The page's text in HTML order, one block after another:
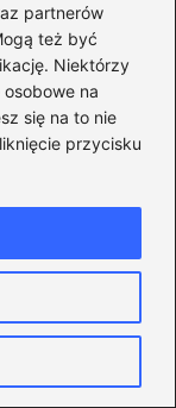
partnerów
też być
Niektórzy
na
się na to nie
przycisku